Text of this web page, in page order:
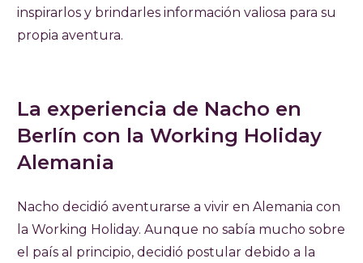
inspirarlos y brindarles información valiosa para su
propia aventura.
La experiencia de Nacho en
Berlín con la Working Holiday
Alemania
Nacho decidió aventurarse a vivir en Alemania con
la Working Holiday. Aunque no sabía mucho sobre
el país al principio, decidió postular debido a la